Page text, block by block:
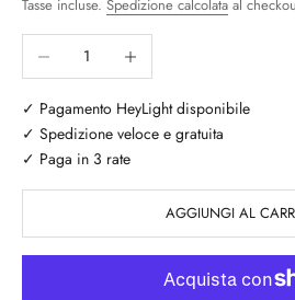
Tasse incluse. Spedizione calcolata al
Diminuisci quantitàAumenta quantità
✓ Pagamento HeyLight disponibile
✓ Spedizione veloce e gratuita
✓ Paga in 3 rate
AGGIUNGI AL